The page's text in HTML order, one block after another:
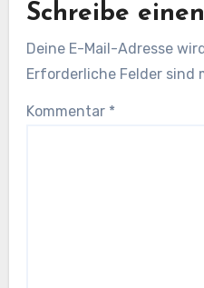
Schreibe
Deine E-Mail-Adresse
Erforderliche Felder sind
Kommentar *